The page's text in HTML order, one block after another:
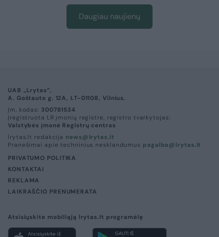
Daugiau naujienų
UAB „Lrytas“,
A. Goštauto g. 12A, LT-01108, Vilnius.
Įm. kodas: 300781534
Įregistruota LR įmonių registre, registro tvarkytojas:
Valstybės įmonė Registrų centras
lrytas.lt redakcija news@lrytas.lt
Pranešimai apie techninius nesklandumus pagalba@lrytas.lt
PRIVATUMO POLITIKA
KONTAKTAI
REKLAMA
LAIKRAŠČIO PRENUMERATA
Atsisiųskite mobiliąją lrytas.lt programėlę